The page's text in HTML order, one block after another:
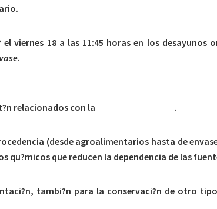
viernes 18 a las 11:45 horas en los desayunos
.
relacionados con la
.
(desde agroalimentarios hasta de
que reducen la dependencia de las
tambi?n para la conservaci?n de otro